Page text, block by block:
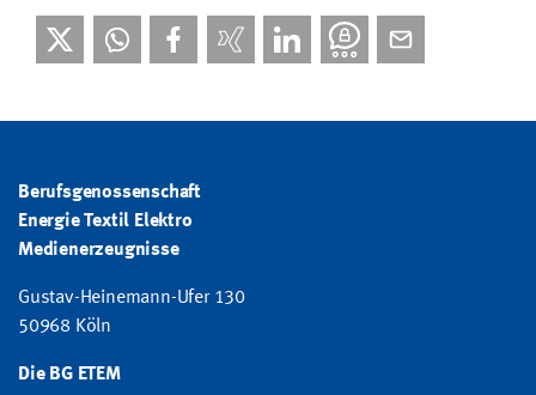
Berufsgenossenschaft
Energie Textil Elektro
Medienerzeugnisse
Gustav-Heinemann-Ufer 130
50968 Köln
Die BG ETEM